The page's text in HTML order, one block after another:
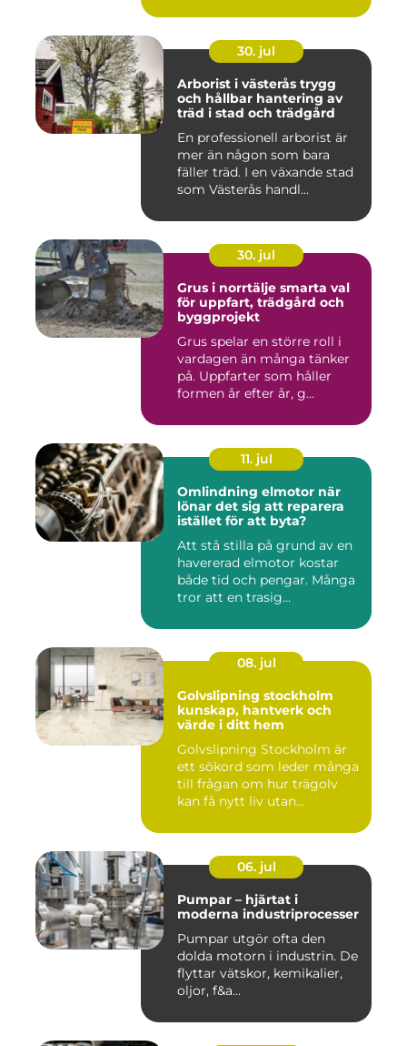
30. jul
Arborist i västerås trygg
och hållbar hantering av
träd i stad och trädgård
En professionell arborist är
mer än någon som bara
fäller träd. I en växande stad
som Västerås handl...
30. jul
Grus i norrtälje smarta val
för uppfart, trädgård och
byggprojekt
Grus spelar en större roll i
vardagen än många tänker
på. Uppfarter som håller
formen år efter år, g...
11. jul
Omlindning elmotor när
lönar det sig att reparera
istället för att byta?
Att stå stilla på grund av en
havererad elmotor kostar
både tid och pengar. Många
tror att en trasig...
08. jul
Golvslipning stockholm
kunskap, hantverk och
värde i ditt hem
Golvslipning Stockholm är
ett sökord som leder många
till frågan om hur trägolv
kan få nytt liv utan...
06. jul
Pumpar – hjärtat i
moderna industriprocesser
Pumpar utgör ofta den
dolda motorn i industrin. De
flyttar vätskor, kemikalier,
oljor, f&a...